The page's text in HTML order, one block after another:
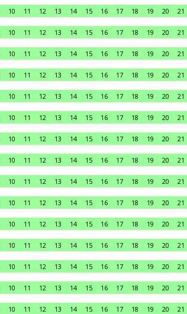
10 11 12 13 14 15 16 17 18 19 20 21
10 11 12 13 14 15 16 17 18 19 20 21
10 11 12 13 14 15 16 17 18 19 20 21
10 11 12 13 14 15 16 17 18 19 20 21
10 11 12 13 14 15 16 17 18 19 20 21
10 11 12 13 14 15 16 17 18 19 20 21
10 11 12 13 14 15 16 17 18 19 20 21
10 11 12 13 14 15 16 17 18 19 20 21
10 11 12 13 14 15 16 17 18 19 20 21
10 11 12 13 14 15 16 17 18 19 20 21
10 11 12 13 14 15 16 17 18 19 20 21
10 11 12 13 14 15 16 17 18 19 20 21
10 11 12 13 14 15 16 17 18 19 20 21
10 11 12 13 14 15 16 17 18 19 20 21
10 11 12 13 14 15 16 17 18 19 20 21